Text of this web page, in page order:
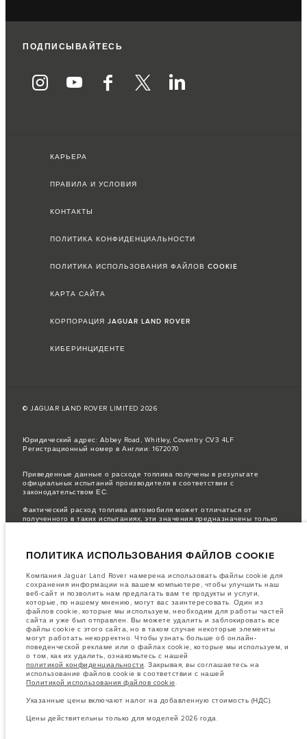
ПОДПИСЫВАЙТЕСЬ
КАРЬЕРА
ПРАВИЛА И УСЛОВИЯ
КОНТАКТЫ
ПОЛИТИКА КОНФИДЕНЦИАЛЬНОСТИ
ПОЛИТИКА ИСПОЛЬЗОВАНИЯ ФАЙЛОВ COOKIE
КАРТА САЙТА
КОРПОРАЦИЯ JAGUAR LAND ROVER
КИБЕРИНЦИДЕНТЕ
© JAGUAR LAND ROVER LIMITED 2026
Юридический адрес: Abbey Road, Whitley, Coventry CV3 4LF
Регистрационный номер в Англии: 1672070
Приведенные данные о расходе топлива получены в результате
официальных испытаний производителя в соответствии с
законодательством ЕС.
Фактический расход топлива автомобиля может отличаться от
полученного в таких испытаниях, эти значения предназначены только
настоящее время в мире наблюдается дефицит полупроводников,
транспортных средств, доступность опционального оборудования и
сроки производства. Ситуация меняется очень быстро. Поэтому
используемые на сайте изображения могут не в полной мере
соответствовать доступным особенностям, опциям, комплектациям и
цветовым схемам автомобилей. Подробную информацию о
действующих ограничениях уточняйте у авторизованных дилеров.
Информация, технические характеристики, двигатели и цвета на этом
веб-сайте указаны для европейских комплектаций автомобилей. Они
могут различаться в зависимости от рынка и могут быть изменены без
предварительного уведомления. Некоторые автомобили показаны с
дополнительным оборудованием, которое может быть недоступно для
некоторых рынков. Пожалуйста, свяжитесь с местным дилером, чтобы
узнать о наличии товаров и ценах в вашем регионе.
Указанные цены включают налог на добавленную стоимость (НДС).
Цены действительны только для моделей 2026 года.
ПОЛИТИКА ИСПОЛЬЗОВАНИЯ ФАЙЛОВ COOKIE
Компания Jaguar Land Rover намерена использовать файлы cookie для
сохранения информации на вашем компьютере, чтобы улучшить наш
веб-сайт и позволить нам предлагать вам те продукты и услуги,
которые, по нашему мнению, могут вас заинтересовать. Один из
файлов cookie, которые мы используем, необходим для работы частей
сайта и уже был отправлен. Вы можете удалить и заблокировать все
файлы cookie с этого сайта, но в таком случае некоторые элементы
могут работать некорректно. Чтобы узнать больше об онлайн-
поведенческой рекламе или о файлах cookie, которые мы используем, и
о том, как их удалить, ознакомьтесь с нашей
политикой конфиденциальности. Закрывая, вы соглашаетесь на
использование файлов cookie в соответствии с нашей
Политикой использования файлов cookie.
Указанные цены включают налог на добавленную стоимость (НДС).
Цены действительны только для моделей 2026 года.